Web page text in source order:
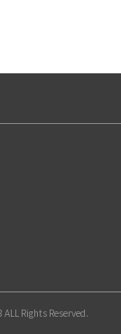
Rights Reserved.